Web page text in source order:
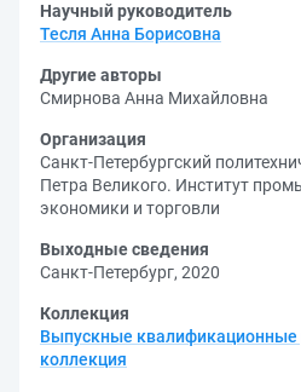
Научный руководитель
Тесля Анна Борисовна
Другие авторы
Смирнова Анна Михайловна
Организация
Санкт-Петербургский
Петра Великого. Институт
экономики и торговли
Выходные сведения
Санкт-Петербург, 2020
Коллекция
Выпускные квалификационные
коллекция